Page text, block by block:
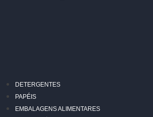
DETERGENTES
PAPÉIS
EMBALAGENS ALIMENTARES